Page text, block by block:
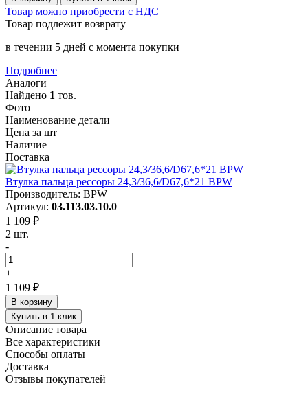
Товар можно приобрести с НДС
Товар подлежит возврату
в течении 5 дней с момента покупки
Подробнее
Аналоги
Найдено 1 тов.
Фото
Наименование детали
Цена за шт
Наличие
Поставка
Втулка пальца рессоры 24,3/36,6/D67,6*21 BPW
Производитель: BPW
Артикул: 03.113.03.10.0
1 109 ₽
2 шт.
-
+
1 109 ₽
В корзину
Купить в 1 клик
Описание товара
Все характеристики
Способы оплаты
Доставка
Отзывы покупателей